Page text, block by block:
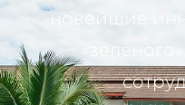
новейшие